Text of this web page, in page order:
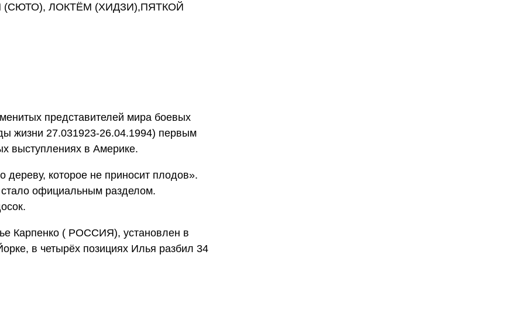
(СЮТО), ЛОКТЁМ (ХИДЗИ),ПЯТКОЙ
представителей мира боевых
жизни 27.031923-26.04.1994) первым
выступлениях в Америке.
которое не приносит плодов».
официальным разделом.
Карпенко ( РОССИЯ), установлен в
в четырёх позициях Илья разбил 34